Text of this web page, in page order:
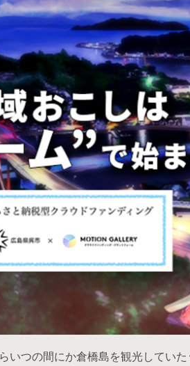
最新
いつの間にか倉橋島を観光していた・